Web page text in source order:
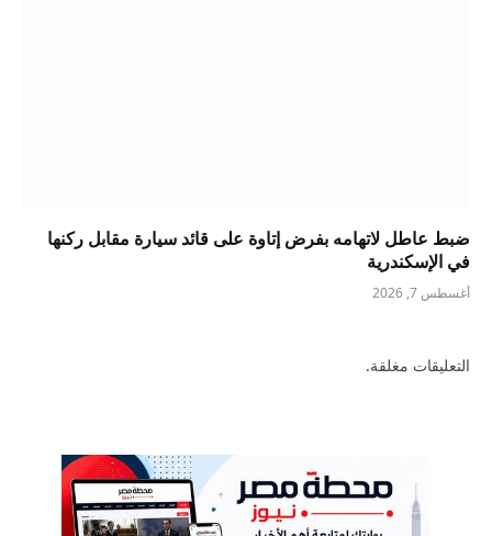
ضبط عاطل لاتهامه بفرض إتاوة على قائد سيارة مقابل ركنها
في الإسكندرية
أغسطس 7, 2026
التعليقات مغلقة.